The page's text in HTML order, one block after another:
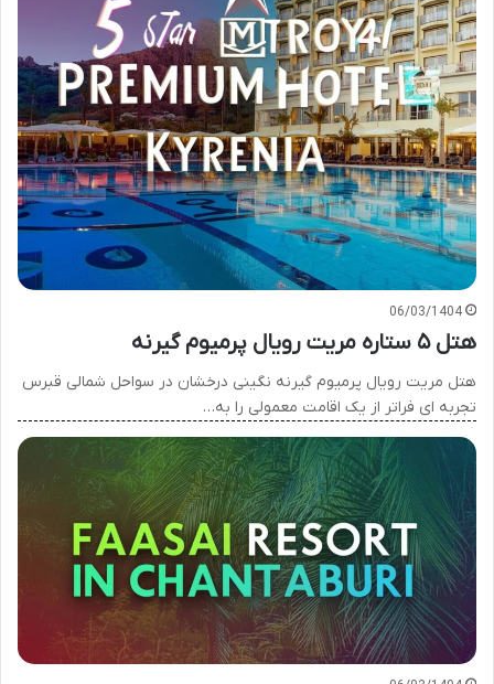
06/03/1404
هتل ۵ ستاره مریت رویال پرمیوم گیرنه
هتل مریت رویال پرمیوم گیرنه نگینی درخشان در سواحل شمالی قبرس
تجربه ای فراتر از یک اقامت معمولی را به…